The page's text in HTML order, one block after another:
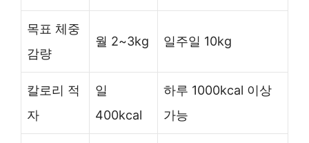
목표 체중
감량
월 2~3kg 일주일 10kg
칼로리 적
자
일
400kcal
하루 1000kcal 이상
가능